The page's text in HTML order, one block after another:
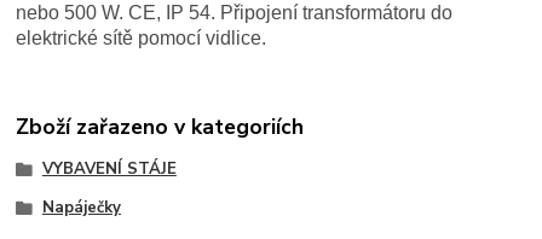
nebo 500 W. CE, IP 54. Připojení transformátoru do
elektrické sítě pomocí vidlice.
Zboží zařazeno v kategoriích
VYBAVENÍ STÁJE
Napáječky